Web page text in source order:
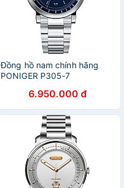
Đồng hồ nam chính hãng
PONIGER P305-7
6.950.000 đ